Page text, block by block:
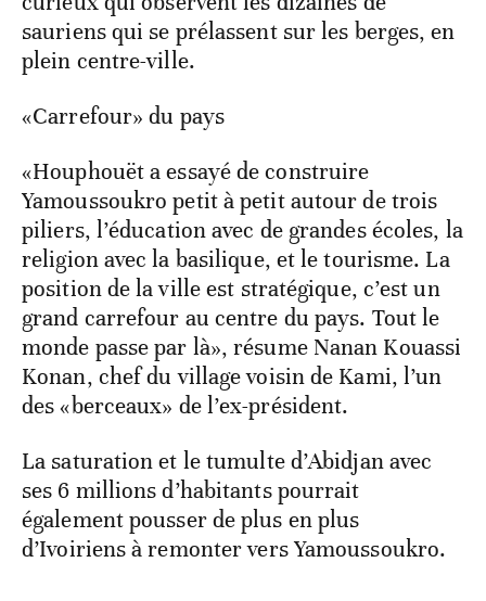
sauriens qui se prélassent sur les berges, en
plein centre-ville.
«Carrefour» du pays
«Houphouët a essayé de construire
Yamoussoukro petit à petit autour de trois
piliers, l’éducation avec de grandes écoles, la
religion avec la basilique, et le tourisme. La
position de la ville est stratégique, c’est un
grand carrefour au centre du pays. Tout le
monde passe par là», résume Nanan Kouassi
Konan, chef du village voisin de Kami, l’un
des «berceaux» de l’ex-président.
La saturation et le tumulte d’Abidjan avec
ses 6 millions d’habitants pourrait
également pousser de plus en plus
d’Ivoiriens à remonter vers Yamoussoukro.